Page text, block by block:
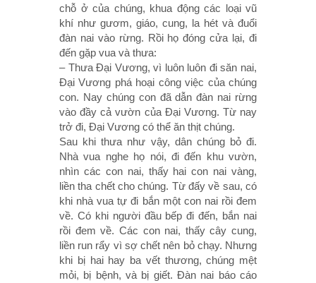
chỗ ở của chúng, khua động các loại vũ
khí như gươm, giáo, cung, la hét và đuổi
đàn nai vào rừng. Rồi họ đóng cửa lại, đi
đến gặp vua và thưa:
– Thưa Ðại Vương, vì luôn luôn đi săn nai,
Ðại Vương phá hoại công việc của chúng
con. Nay chúng con đã dẫn đàn nai rừng
vào đầy cả vườn của Ðại Vương. Từ nay
trở đi, Ðại Vương có thể ăn thịt chúng.
Sau khi thưa như vậy, dân chúng bỏ đi.
Nhà vua nghe họ nói, đi đến khu vườn,
nhìn các con nai, thấy hai con nai vàng,
liền tha chết cho chúng. Từ đấy về sau, có
khi nhà vua tự đi bắn một con nai rồi đem
về. Có khi người đầu bếp đi đến, bắn nai
rồi đem về. Các con nai, thấy cây cung,
liền run rẩy vì sợ chết nên bỏ chạy. Nhưng
khi bị hai hay ba vết thương, chúng mệt
mỏi, bị bệnh, và bị giết. Ðàn nai báo cáo